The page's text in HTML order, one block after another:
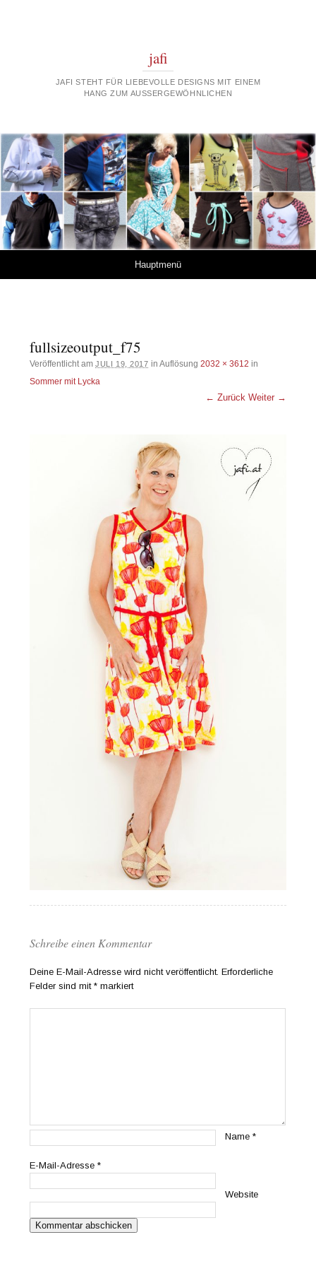
jafi
JAFI STEHT FÜR LIEBEVOLLE DESIGNS MIT EINEM
HANG ZUM AUSSERGEWÖHNLICHEN
Hauptmenü
fullsizeoutput_f75
Veröffentlicht amJULI 19, 2017 in Auflösung 2032 × 3612 in
Sommer mit Lycka
← Zurück Weiter →
Schreibe einen Kommentar
Deine E-Mail-Adresse wird nicht veröffentlicht. Erforderliche
Felder sind mit* markiert
Name*
E-Mail-Adresse*
Website